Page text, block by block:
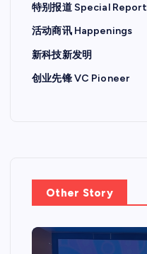
特别报道 Special Report
活动商讯 Happenings
新科技新发明
创业先锋 VC Pioneer
Other Story